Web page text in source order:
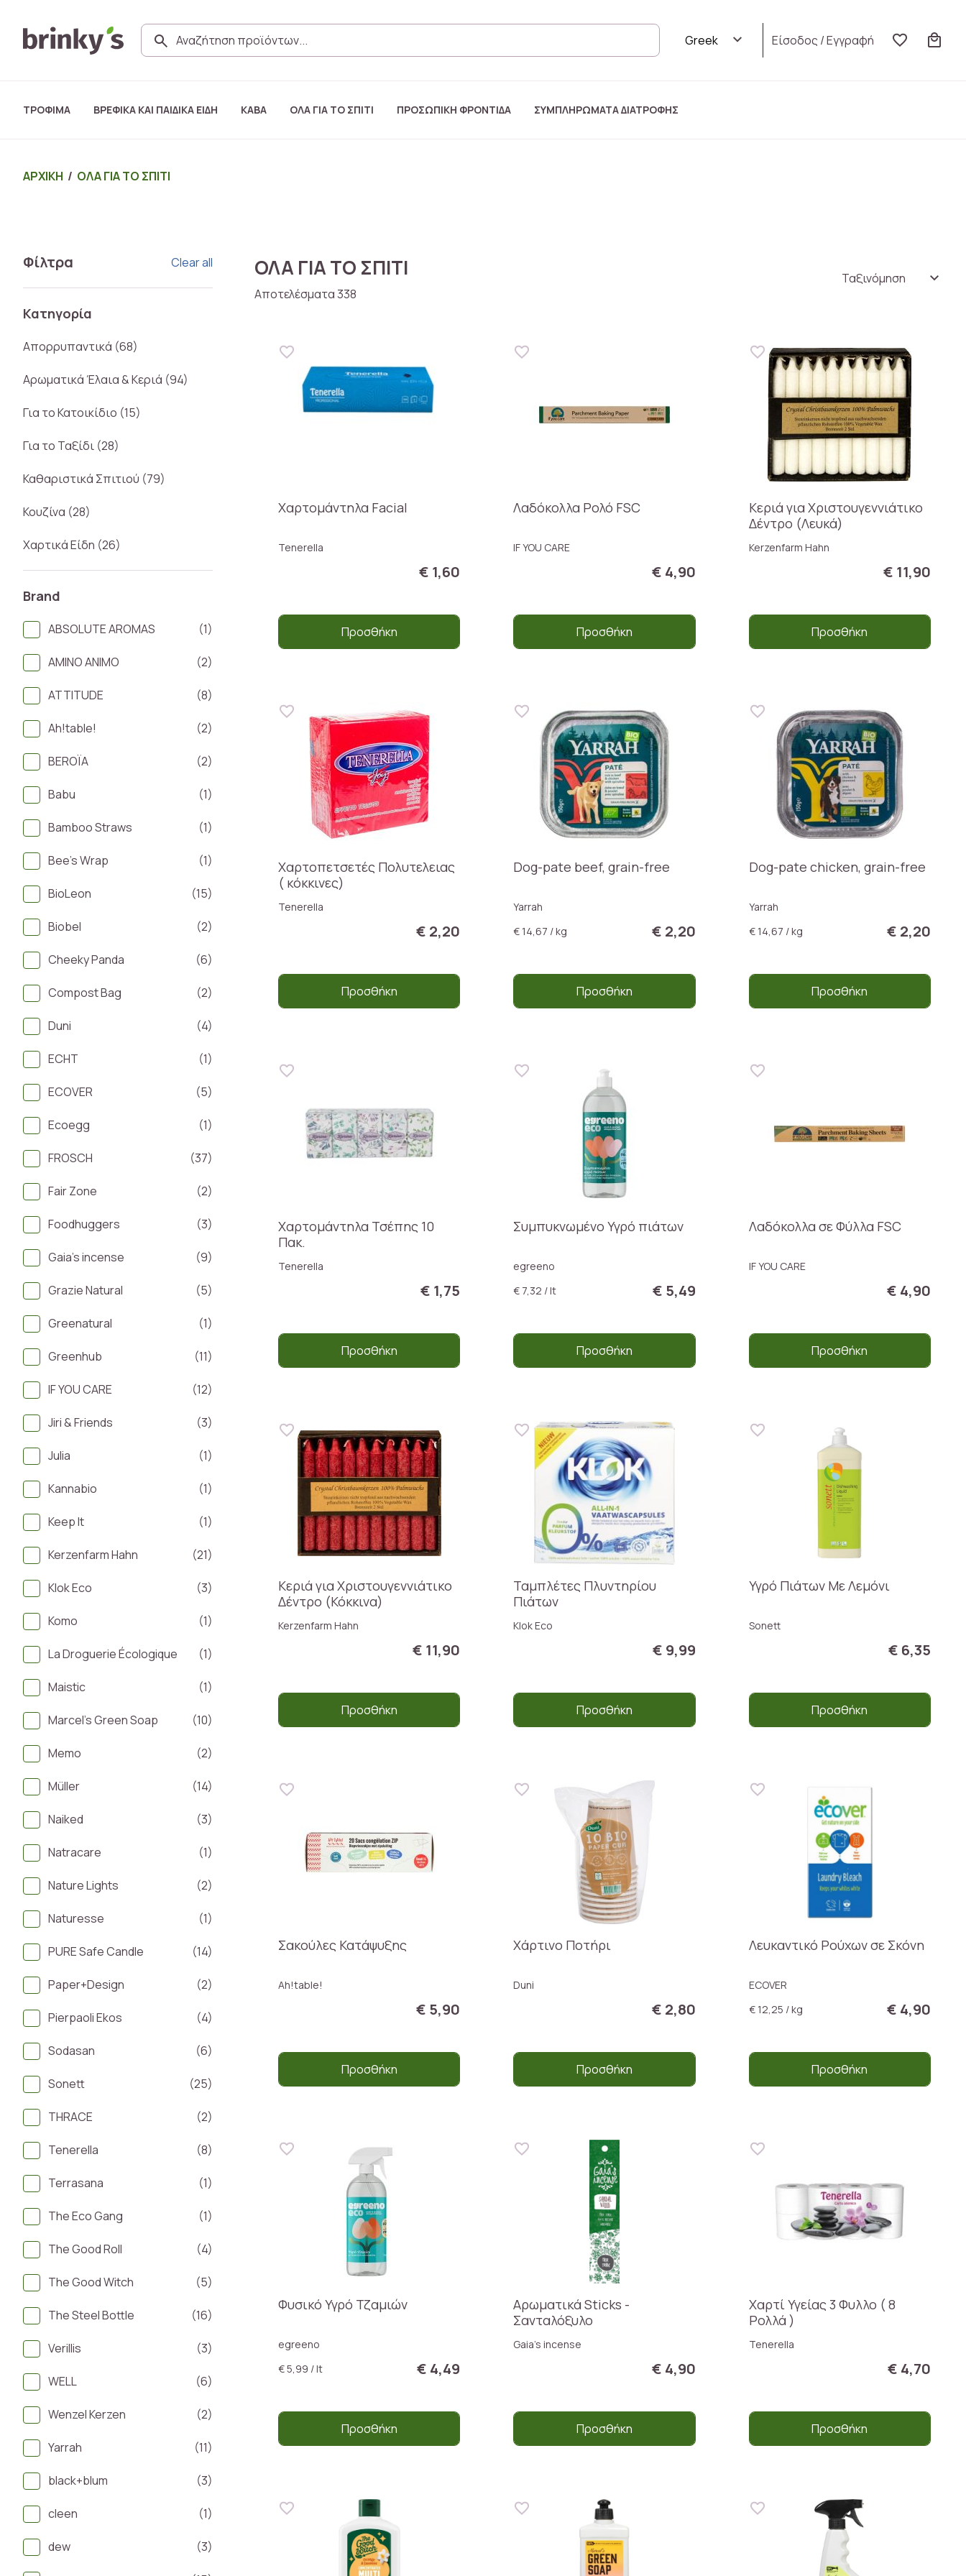
Είσοδος /Εγγραφή
ΤΡΟΦΙΜΑ ΒΡΕΦΙΚΑ ΚΑΙ ΠΑΙΔΙΚΑ ΕΙΔΗ ΚΑΒΑ ΟΛΑ ΓΙΑ ΤΟ ΣΠΙΤΙ ΠΡΟΣΩΠΙΚΗ ΦΡΟΝΤΙΔΑ ΣΥΜΠΛΗΡΩΜΑΤΑ ΔΙΑΤΡΟΦΗΣ
ΑΡΧΙΚΗ / ΟΛΑ ΓΙΑ ΤΟ ΣΠΙΤΙ
Φίλτρα Clear all
Κατηγορία
Απορρυπαντικά (68)
Αρωματικά Έλαια & Κεριά (94)
Για το Κατοικίδιο (15)
Για το Ταξίδι (28)
Καθαριστικά Σπιτιού (79)
Κουζίνα (28)
Χαρτικά Είδη (26)
Brand
ABSOLUTE AROMAS (1)
AMINO ANIMO (2)
ATTITUDE (8)
Ah!table! (2)
BEROÏA (2)
Babu (1)
Bamboo Straws (1)
Bee's Wrap (1)
BioLeon (15)
Biobel (2)
Cheeky Panda (6)
Compost Bag (2)
Duni (4)
ECHT (1)
ECOVER (5)
Ecoegg (1)
FROSCH (37)
Fair Zone (2)
Foodhuggers (3)
Gaia's incense (9)
Grazie Natural (5)
Greenatural (1)
Greenhub (11)
IF YOU CARE (12)
Jiri & Friends (3)
Julia (1)
Kannabio (1)
Keep It (1)
Kerzenfarm Hahn (21)
Klok Eco (3)
Komo (1)
La Droguerie Écologique (1)
Maistic (1)
Marcel's Green Soap (10)
Memo (2)
Müller (14)
Naiked (3)
Natracare (1)
Nature Lights (2)
Naturesse (1)
PURE Safe Candle (14)
Paper+Design (2)
Pierpaoli Ekos (4)
Sodasan (6)
Sonett (25)
THRACE (2)
Tenerella (8)
Terrasana (1)
The Eco Gang (1)
The Good Roll (4)
The Good Witch (5)
The Steel Bottle (16)
Verillis (3)
WELL (6)
Wenzel Kerzen (2)
Yarrah (11)
black+blum (3)
cleen (1)
dew (3)
ΟΛΑ ΓΙΑ ΤΟ ΣΠΙΤΙ
Αποτελέσματα 338
Χαρτομάντηλα Facial
Tenerella
€ 1,60
Προσθήκη
Λαδόκολλα Ρολό FSC
IF YOU CARE
€ 4,90
Προσθήκη
Κεριά για Χριστουγεννιάτικο
Δέντρο (Λευκά)
Kerzenfarm Hahn
€ 11,90
Προσθήκη
Χαρτοπετσετές Πολυτελειας
( κόκκινες)
Tenerella
€ 2,20
Προσθήκη
Dog-pate beef, grain-free
Yarrah
€ 14,67 / kg
€ 2,20
Προσθήκη
Dog-pate chicken, grain-free
Yarrah
€ 14,67 / kg
€ 2,20
Προσθήκη
Χαρτομάντηλα Τσέπης 10
Πακ.
Tenerella
€ 1,75
Προσθήκη
Συμπυκνωμένο Υγρό πιάτων
egreeno
€ 7,32 / lt
€ 5,49
Προσθήκη
Λαδόκολλα σε Φύλλα FSC
IF YOU CARE
€ 4,90
Προσθήκη
Κεριά για Χριστουγεννιάτικο
Δέντρο (Κόκκινα)
Kerzenfarm Hahn
€ 11,90
Προσθήκη
Ταμπλέτες Πλυντηρίου
Πιάτων
Klok Eco
€ 9,99
Προσθήκη
Υγρό Πιάτων Με Λεμόνι
Sonett
€ 6,35
Προσθήκη
Σακούλες Κατάψυξης
Ah!table!
€ 5,90
Προσθήκη
Χάρτινο Ποτήρι
Duni
€ 2,80
Προσθήκη
Λευκαντικό Ρούχων σε Σκόνη
ECOVER
€ 12,25 / kg
€ 4,90
Προσθήκη
Φυσικό Υγρό Τζαμιών
egreeno
€ 5,99 / lt
€ 4,49
Προσθήκη
Αρωματικά Sticks -
Σανταλόξυλο
Gaia's incense
€ 4,90
Προσθήκη
Χαρτί Υγείας 3 Φυλλο ( 8
Ρολλά )
Tenerella
€ 4,70
Προσθήκη